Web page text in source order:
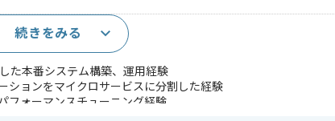
た本番システム構築、運用経験
ションをマイクロサービスに分割した経験
フォーマンスチューニング経験
続きをみる